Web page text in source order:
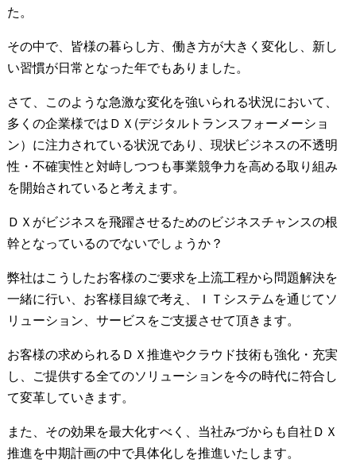
た。
その中で、皆様の暮らし方、働き方が大きく変化し、新し
い習慣が日常となった年でもありました。
さて、このような急激な変化を強いられる状況において、
多くの企業様ではＤＸ(デジタルトランスフォーメーショ
ン）に注力されている状況であり、現状ビジネスの不透明
性・不確実性と対峙しつつも事業競争力を高める取り組み
を開始されていると考えます。
ＤＸがビジネスを飛躍させるためのビジネスチャンスの根
幹となっているのでないでしょうか？
弊社はこうしたお客様のご要求を上流工程から問題解決を
一緒に行い、お客様目線で考え、ＩＴシステムを通じてソ
リューション、サービスをご支援させて頂きます。
お客様の求められるＤＸ推進やクラウド技術も強化・充実
し、ご提供する全てのソリューションを今の時代に符合し
て変革していきます。
また、その効果を最大化すべく、当社みづからも自社ＤＸ
推進を中期計画の中で具体化しを推進いたします。